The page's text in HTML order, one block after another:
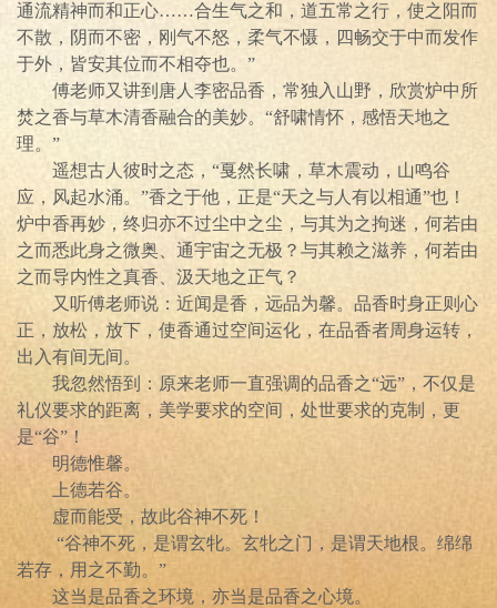
通流精神而和正心……合生气之和，道五常之行，使之阳而
不散，阴而不密，刚气不怒，柔气不慑，四畅交于中而发作
于外，皆安其位而不相夺也。”
傅老师又讲到唐人李密品香，常独入山野，欣赏炉中所
焚之香与草木清香融合的美妙。“舒啸情怀，感悟天地之
理。”
遥想古人彼时之态，“戛然长啸，草木震动，山鸣谷
应，风起水涌。”香之于他，正是“天之与人有以相通”也！
炉中香再妙，终归亦不过尘中之尘，与其为之拘迷，何若由
之而悉此身之微奥、通宇宙之无极？与其赖之滋养，何若由
之而导内性之真香、汲天地之正气？
又听傅老师说：近闻是香，远品为馨。品香时身正则心
正，放松，放下，使香通过空间运化，在品香者周身运转，
出入有间无间。
我忽然悟到：原来老师一直强调的品香之“远”，不仅是
礼仪要求的距离，美学要求的空间，处世要求的克制，更
是“谷”！
明德惟馨。
上德若谷。
虚而能受，故此谷神不死！
“谷神不死，是谓玄牝。玄牝之门，是谓天地根。绵绵
若存，用之不勤。”
这当是品香之环境，亦当是品香之心境。